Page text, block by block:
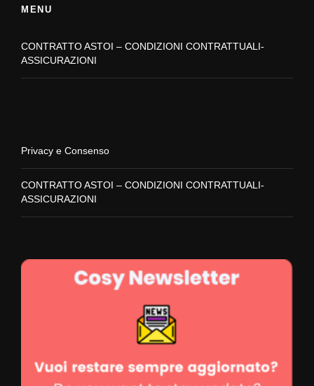
MENU
CONTRATTO ASTOI – CONDIZIONI CONTRATTUALI-
ASSICURAZIONI
Privacy e Consenso
CONTRATTO ASTOI – CONDIZIONI CONTRATTUALI-
ASSICURAZIONI